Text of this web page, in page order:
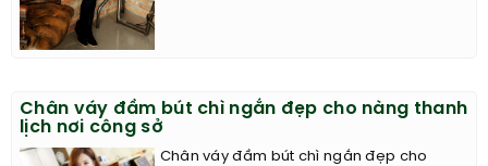
Chân váy đầm bút chì ngắn đẹp cho nàng thanh
lịch nơi công sở
Chân váy đầm bút chì ngắn đẹp cho